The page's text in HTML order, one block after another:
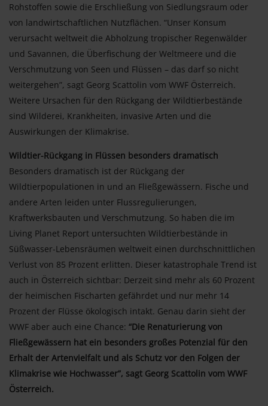
Rohstoffen sowie die Erschließung von Siedlungsraum oder
von landwirtschaftlichen Nutzflächen. “Unser Konsum
verursacht weltweit die Abholzung tropischer Regenwälder
und Savannen, die Überfischung der Weltmeere und die
Verschmutzung von Seen und Flüssen – das darf so nicht
weitergehen”, sagt Georg Scattolin vom WWF Österreich.
Weitere Ursachen für den Rückgang der Wildtierbestände
sind Wilderei, Krankheiten, invasive Arten und die
Auswirkungen der Klimakrise.
Wildtier-Rückgang in Flüssen besonders dramatisch
Besonders dramatisch ist der Rückgang der
Wildtierpopulationen in und an Fließgewässern. Fische und
andere Arten leiden unter Flussregulierungen,
Kraftwerksbauten und Verschmutzung. So haben die im
Living Planet Report untersuchten Wildtierbestände in
Süßwasser-Lebensräumen weltweit einen durchschnittlichen
Verlust von 85 Prozent erlitten. Dieser katastrophale Trend ist
auch in Österreich sichtbar: Derzeit sind mehr als 60 Prozent
der heimischen Fischarten gefährdet und nur mehr 14
Prozent der Flüsse ökologisch intakt. Genau darin sieht der
WWF aber auch eine Chance: “Die Renaturierung von
Fließgewässern hat ein besonders großes Potenzial für den
Erhalt der Artenvielfalt und als Schutz vor den Folgen der
Klimakrise wie Hochwasser”, sagt Georg Scattolin vom WWF
Österreich.